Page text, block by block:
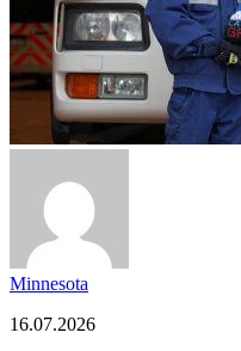
Minnesota
16.07.2026